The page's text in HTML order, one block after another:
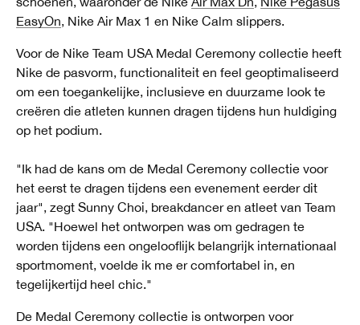
EasyOn, Nike Air Max 1 en Nike Calm slippers.
Voor de Nike Team USA Medal Ceremony collectie heeft
Nike de pasvorm, functionaliteit en feel geoptimaliseerd
om een toegankelijke, inclusieve en duurzame look te
creëren die atleten kunnen dragen tijdens hun huldiging
op het podium.
"Ik had de kans om de Medal Ceremony collectie voor
het eerst te dragen tijdens een evenement eerder dit
jaar", zegt Sunny Choi, breakdancer en atleet van Team
USA. "Hoewel het ontworpen was om gedragen te
worden tijdens een ongelooflijk belangrijk internationaal
sportmoment, voelde ik me er comfortabel in, en
tegelijkertijd heel chic."
De Medal Ceremony collectie is ontworpen voor